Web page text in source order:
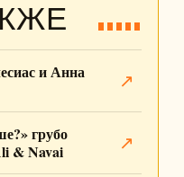
и Анна
↗
грубо
& Navai
↗